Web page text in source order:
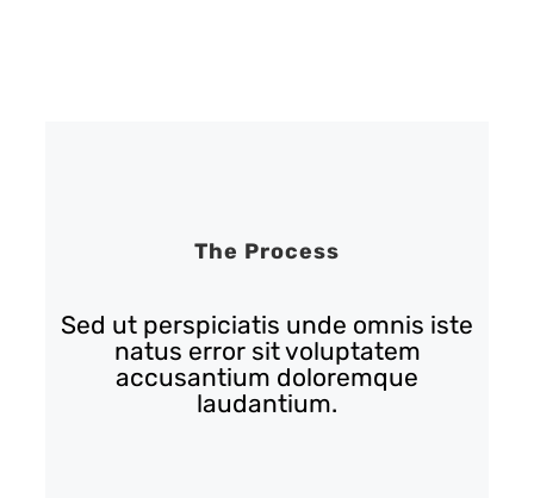
The Process
Sed ut perspiciatis unde omnis iste
natus error sit voluptatem
accusantium doloremque
laudantium.